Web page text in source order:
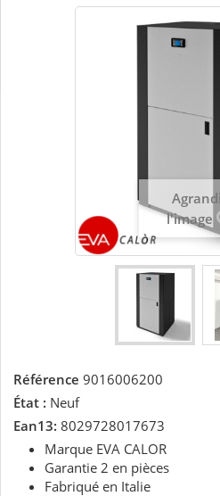
l'image
Référence 9016006200
État : Neuf
Ean13: 8029728017673
Marque EVA CALOR
Garantie 2 en pièces
Fabriqué en Italie